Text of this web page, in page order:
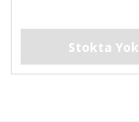
Stokta Yok